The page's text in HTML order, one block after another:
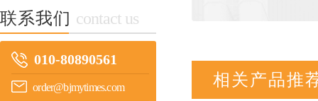
联系我们 contact us
010-80890561
order@bjmytimes.com 相关产品推